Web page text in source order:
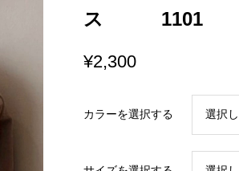
ス 1101
¥2,300
カラーを選択する